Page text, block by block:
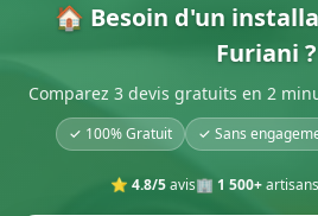
🏠 Besoin d'un
Furiani ?
Comparez 3 devis gratuits en 2
✓ 100% Gratuit ✓ Sans
⭐ 4.8/5avis🏢 1 500+artisans